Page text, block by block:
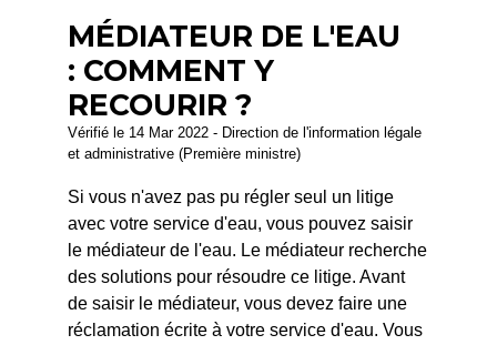
MÉDIATEUR DE L'EAU
: COMMENT Y
RECOURIR ?
Vérifié le 14 Mar 2022 - Direction de l'information légale
et administrative (Première ministre)
Si vous n'avez pas pu régler seul un litige
avec votre service d'eau, vous pouvez saisir
le médiateur de l'eau. Le médiateur recherche
des solutions pour résoudre ce litige. Avant
de saisir le médiateur, vous devez faire une
réclamation écrite à votre service d'eau. Vous